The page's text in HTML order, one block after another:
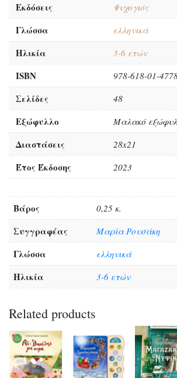
Εκδόσεις Ψυχογιός
Γλώσσα ελληνικά
Ηλικία 3-6 ετών
ISBN 978-618-01-
Σελίδες 48
Εξώφυλλο Μαλακό
Διαστάσεις 28x21
Έτος Έκδοσης 2023
Βάρος 0,25 κ.
Συγγραφέας Μαρία Ρουσάκη
Γλώσσα ελληνικά
Ηλικία 3-6 ετών
Related products